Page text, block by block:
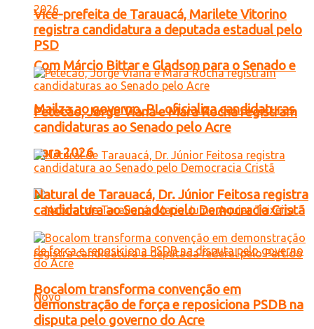
Com Márcio Bittar e Gladson para o Senado e
Mailza ao governo, PL oficializa candidaturas
para 2026
Vice-prefeita de Tarauacá, Marilete Vitorino
registra candidatura a deputada estadual pelo
PSD
Petecão, Jorge Viana e Mara Rocha registram
candidaturas ao Senado pelo Acre
Natural de Tarauacá, Dr. Júnior Feitosa registra
candidatura ao Senado pelo Democracia Cristã
Bocalom transforma convenção em
demonstração de força e reposiciona PSDB na
disputa pelo governo do Acre